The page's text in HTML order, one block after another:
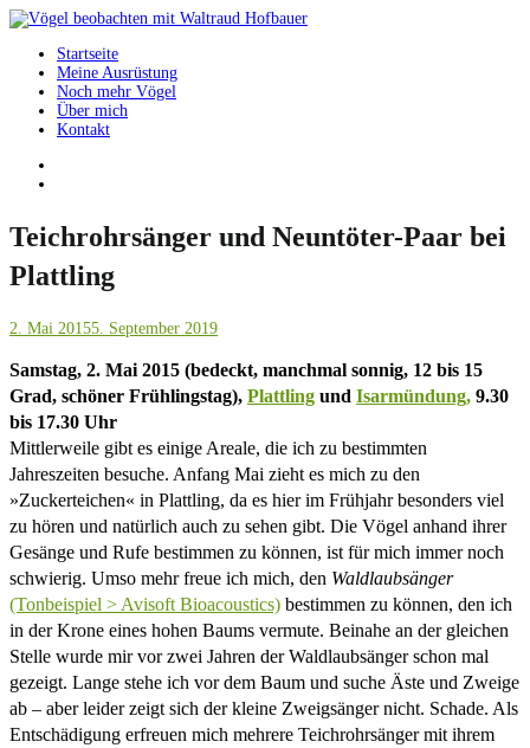
Springe
Inhalt
Vögel beobachten mit Waltraud Hofbauer
Startseite
Meine Ausrüstung
Noch mehr Vögel
Über mich
Kontakt
Teichrohrsänger und Neuntöter-Paar bei
Plattling
2. Mai 20155. September 2019
Samstag, 2. Mai 2015 (bedeckt, manchmal sonnig, 12 bis 15
Grad, schöner Frühlingstag), Plattling und Isarmündung, 9.30
bis 17.30 Uhr
Mittlerweile gibt es einige Areale, die ich zu bestimmten
Jahreszeiten besuche. Anfang Mai zieht es mich zu den
»Zuckerteichen« in Plattling, da es hier im Frühjahr besonders viel
zu hören und natürlich auch zu sehen gibt. Die Vögel anhand ihrer
Gesänge und Rufe bestimmen zu können, ist für mich immer noch
schwierig. Umso mehr freue ich mich, den Waldlaubsänger
(Tonbeispiel > Avisoft Bioacoustics) bestimmen zu können, den ich
in der Krone eines hohen Baums vermute. Beinahe an der gleichen
Stelle wurde mir vor zwei Jahren der Waldlaubsänger schon mal
gezeigt. Lange stehe ich vor dem Baum und suche Äste und Zweige
ab – aber leider zeigt sich der kleine Zweigsänger nicht. Schade. Als
Entschädigung erfreuen mich mehrere Teichrohrsänger mit ihrem